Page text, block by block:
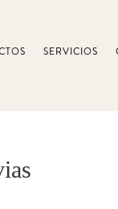
SERVICIOS